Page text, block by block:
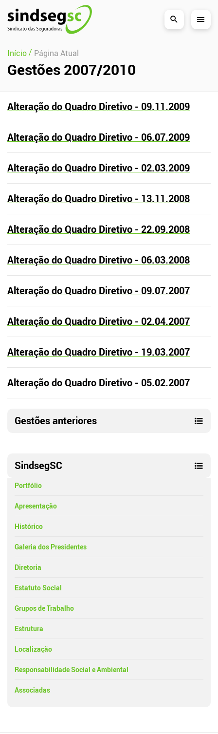
Pular Navegação (s)
Início/ Página Atual
Gestões 2007/2010
Alteração do Quadro Diretivo - 09.11.2009
Alteração do Quadro Diretivo - 06.07.2009
Alteração do Quadro Diretivo - 02.03.2009
Alteração do Quadro Diretivo - 13.11.2008
Alteração do Quadro Diretivo - 22.09.2008
Alteração do Quadro Diretivo - 06.03.2008
Alteração do Quadro Diretivo - 09.07.2007
Alteração do Quadro Diretivo - 02.04.2007
Alteração do Quadro Diretivo - 19.03.2007
Alteração do Quadro Diretivo - 05.02.2007
Gestões anteriores
SindsegSC
Portfólio
Apresentação
Histórico
Galeria dos Presidentes
Diretoria
Estatuto Social
Grupos de Trabalho
Estrutura
Localização
Responsabilidade Social e Ambiental
Associadas